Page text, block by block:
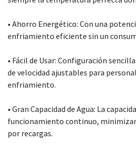
• Ahorro Energético: Con una
enfriamiento eficiente sin un
• Fácil de Usar: Configuración
de velocidad ajustables para
enfriamiento.
• Gran Capacidad de Agua: La
funcionamiento continuo,
por recargas.